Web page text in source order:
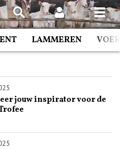
LAMMEREN
jouw inspirator voor de